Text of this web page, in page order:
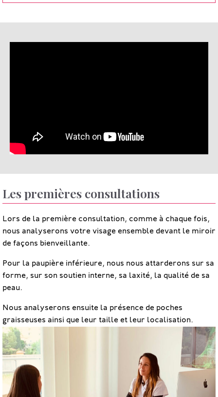
Les premières consultations
Lors de la première consultation, comme à chaque fois,
nous analyserons votre visage ensemble devant le miroir
de façons bienveillante.
Pour la paupière inférieure, nous nous attarderons sur sa
forme, sur son soutien interne, sa laxité, la qualité de sa
peau.
Nous analyserons ensuite la présence de poches
graisseuses ainsi que leur taille et leur localisation.